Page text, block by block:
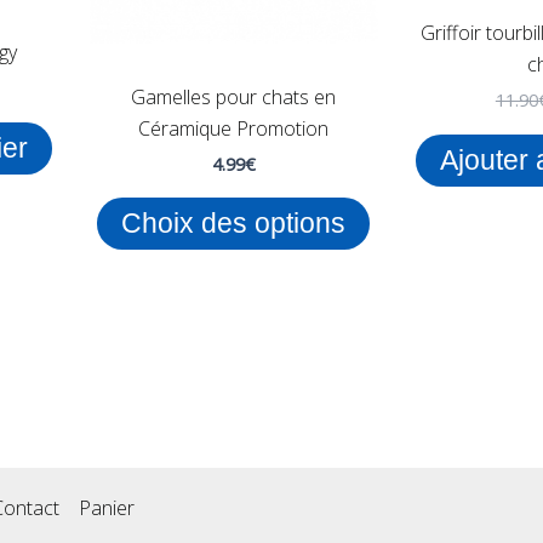
Gamelles pour chats en
Céramique Promotion
4.99€
Choix des options
choisies
produit
Griffoir
11.90
Ajouter
Panier